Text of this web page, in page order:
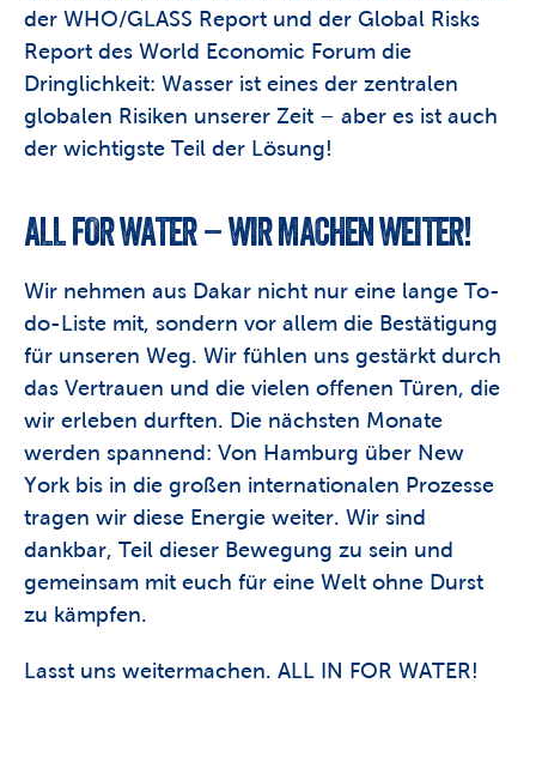
der WHO/GLASS Report und der Global Risks
Report des World Economic Forum die
Dringlichkeit: Wasser ist eines der zentralen
globalen Risiken unserer Zeit – aber es ist auch
der wichtigste Teil der Lösung!
ALL FOR WATER – WIR MACHEN WEITER!
Wir nehmen aus Dakar nicht nur eine lange To-
do-Liste mit, sondern vor allem die Bestätigung
für unseren Weg. Wir fühlen uns gestärkt durch
das Vertrauen und die vielen offenen Türen, die
wir erleben durften. Die nächsten Monate
werden spannend: Von Hamburg über New
York bis in die großen internationalen Prozesse
tragen wir diese Energie weiter. Wir sind
dankbar, Teil dieser Bewegung zu sein und
gemeinsam mit euch für eine Welt ohne Durst
zu kämpfen.
Lasst uns weitermachen. ALL IN FOR WATER!